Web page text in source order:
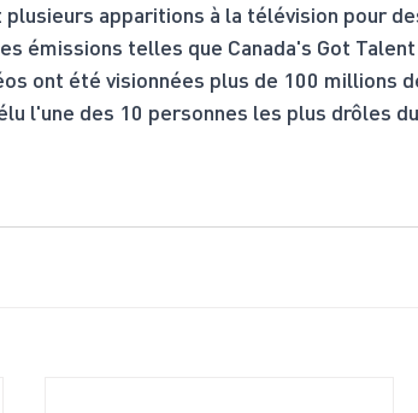
apparitions à la télévision pour
émissions telles que Canada's Got
ont été visionnées plus de 100 millions
l'une des 10 personnes les plus drôles